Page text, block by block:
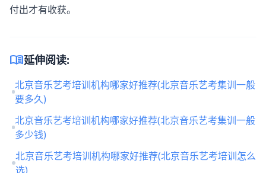
付出才有收获。
menu_book延伸阅读:
北京音乐艺考培训机构哪家好推荐(北京音乐艺考集训一般
要多久)
北京音乐艺考培训机构哪家好推荐(北京音乐艺考集训一般
多少钱)
北京音乐艺考培训机构哪家好推荐(北京音乐艺考培训怎么
选)